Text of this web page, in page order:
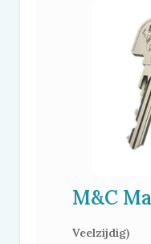
M&C
Veelzijdig)